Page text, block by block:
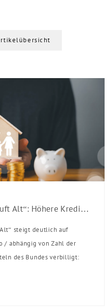
KfW-Förderung „Jung kauft Alt“: Höhere Kredite ab August 2026
steigt deutlich auf
/ abhängig von Zahl der
des Bundes verbilligt: